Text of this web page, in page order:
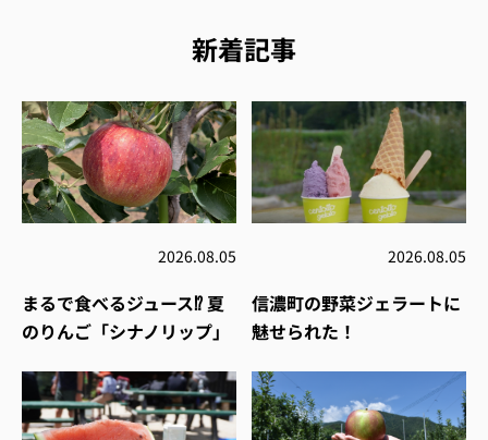
新着記事
2026.08.05
まるで食べるジュース⁉︎ 夏
のりんご「シナノリップ」
2026.08.05
信濃町の野菜ジェラートに
魅せられた！